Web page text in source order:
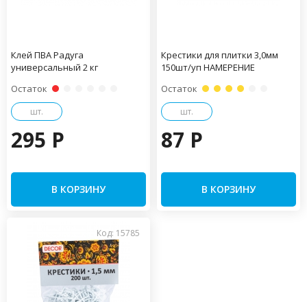
Клей ПВА Радуга
универсальный 2 кг
Остаток
шт.
295 P
В КОРЗИНУ
Крестики для плитки 3,0мм
150шт/уп НАМЕРЕНИЕ
Остаток
шт.
87 P
В КОРЗИНУ
Код: 15785